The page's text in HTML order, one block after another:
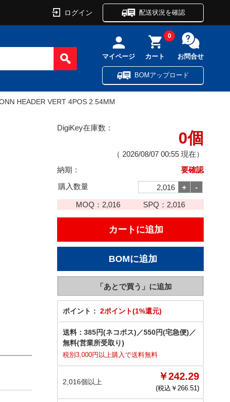
ログイン 配送状況を確認
マイページ カート
0
お問合せ
BOMアップロード
HEADER VERT 4POS 2.54MM
DigiKey在庫数：
0個
（ 2026/08/07 00:55 現在）
納期：
要確認
購入数量
MOQ： 2,016 SPQ： 2,016
ポイント： 2ポイント(1%還元)
送料： 385円(ネコポス) ／550円(宅急便) ／
無料(営業所受取り)
税別3,000円以上購入で送料無料
2,016個以上 ￥242.29
(税込￥ 266.51)